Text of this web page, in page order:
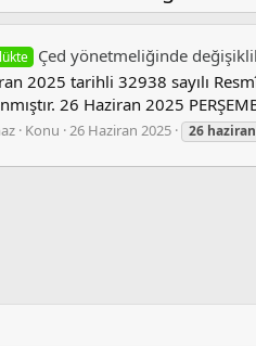
Çed yönetmeliğinde
2025 tarihli 32938 sayılı
26 Haziran 2025
Konu 26 Haziran 2025 26 haziran